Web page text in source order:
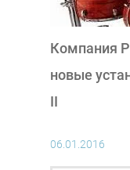
Компания
новые
II
06.01.2016